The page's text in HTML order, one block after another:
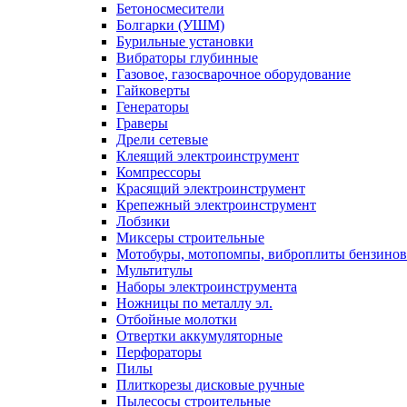
Бетоносмесители
Болгарки (УШМ)
Бурильные установки
Вибраторы глубинные
Газовое, газосварочное оборудование
Гайковерты
Генераторы
Граверы
Дрели сетевые
Клеящий электроинструмент
Компрессоры
Красящий электроинструмент
Крепежный электроинструмент
Лобзики
Миксеры строительные
Мотобуры, мотопомпы, виброплиты
Мультитулы
Наборы электроинструмента
Ножницы по металлу эл.
Отбойные молотки
Отвертки аккумуляторные
Перфораторы
Пилы
Плиткорезы дисковые ручные
Пылесосы строительные